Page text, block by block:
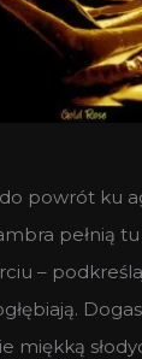
powrót ku
pełnią
–
miękką